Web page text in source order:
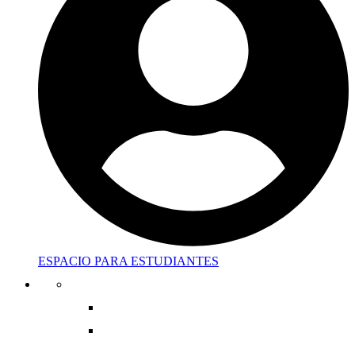
ESPACIO PARA ESTUDIANTES